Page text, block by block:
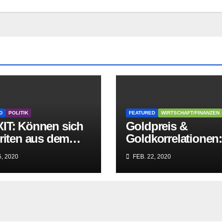
POLITIK
Können sich
aus dem
der
EU-Mafia
2020
FEATURED WIRTSCHAFT/FINANZEN
Goldpreis &
Goldkorrelationen:
Warum man die
Goldpreisanalyse
besser Profis
FEB. 22, 2020